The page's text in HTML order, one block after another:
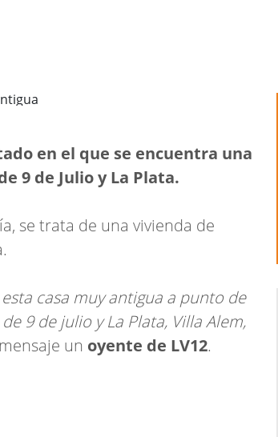
en el que se encuentra una
9 de Julio y La Plata.
se trata de una vivienda de
casa muy antigua a punto de
9 de julio y La Plata, Villa Alem,
un oyente de LV12.